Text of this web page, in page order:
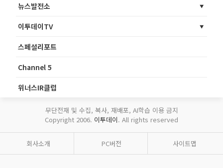
뉴스발전소
이투데이TV
스페셜리포트
Channel 5
위너스IR클럽
무단전재 및 수집, 복사, 재배포, AI학습 이용 금지
Copyright 2006. 이투데이. All rights reserved
회사소개 PC버전 사이트맵